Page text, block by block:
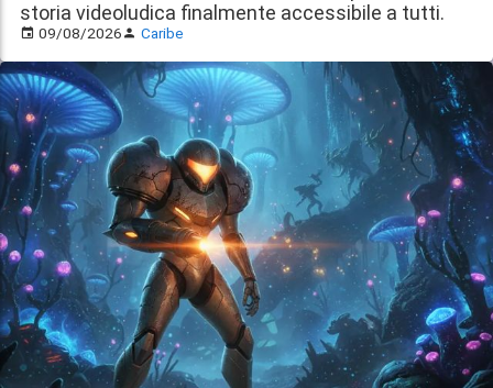
storia videoludica finalmente accessibile a tutti.
09/08/2026 Caribe